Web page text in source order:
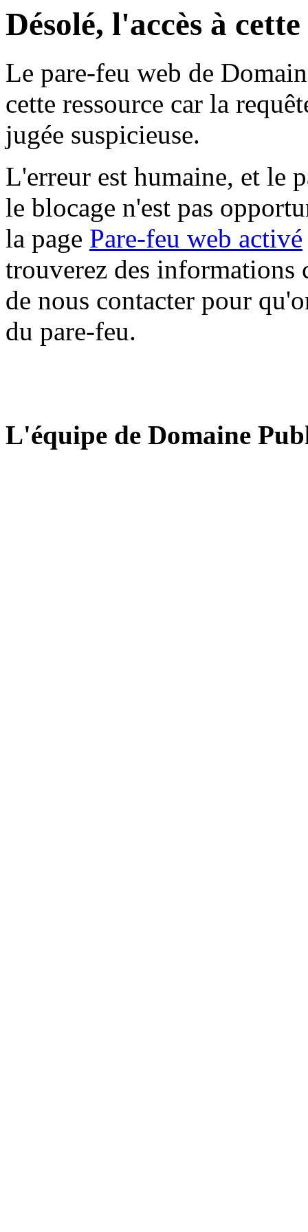
Désolé, l'accès à
Le pare-feu web de
cette ressource car la
jugée suspicieuse.
L'erreur est humaine, et le
le blocage n'est pas
la page Pare-feu web activé
trouverez des informations
de nous contacter pour
du pare-feu.
L'équipe de Domaine